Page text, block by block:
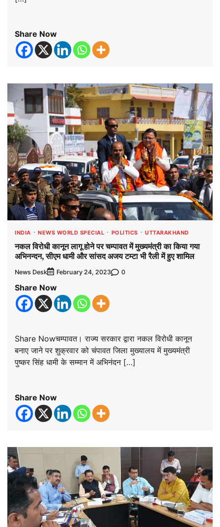
Share Now
INDIA NEWS WORLD SPECIAL POLITICS UTTARAKHAND
नकल विरोधी कानून लागू होने पर चम्पावत में मुख्यमंत्री का किया गया
अभिनन्दन, सीएम धामी और सांसद अजय टम्टा भी रैली में हुए शामिल
News Desk February 24, 2023 0
Share Now
Share Nowचम्पावत। राज्य सरकार द्वारा नकल विरोधी कानून
बनाए जाने पर शुक्रवार को चंपावत जिला मुख्यालय में मुख्यमंत्री
पुष्कर सिंह धामी के सम्मान में अभिनंदन […]
Share Now